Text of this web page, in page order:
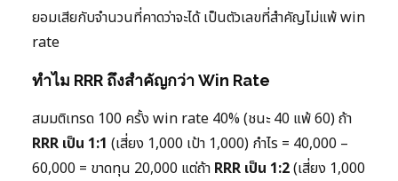
ยอมเสียกับจำนวนที่คาดว่าจะได้ เป็นตัวเลขที่สำคัญไม่แพ้ win
rate
ทำไม RRR ถึงสำคัญกว่า Win Rate
สมมติเทรด 100 ครั้ง win rate 40% (ชนะ 40 แพ้ 60) ถ้า
RRR เป็น 1:1 (เสี่ยง 1,000 เป้า 1,000) กำไร = 40,000 –
60,000 = ขาดทุน 20,000 แต่ถ้า RRR เป็น 1:2(เสี่ยง 1,000